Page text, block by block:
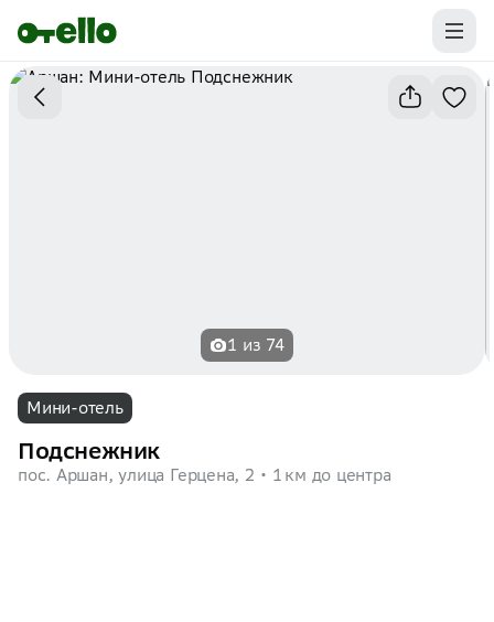
Промокоды на первую бронь уже ваши.
Забирайте выгоду
1 из 74
Мини-отель
Подснежник
пос. Аршан, улица Герцена, 2 1 км до центра